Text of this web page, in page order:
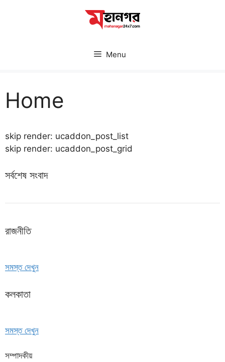
Menu
Home
skip render: ucaddon_post_list
skip render: ucaddon_post_grid
সর্বশেষ সংবাদ
রাজনীতি
সমস্ত দেখুন
কলকাতা
সমস্ত দেখুন
সম্পাদকীয়